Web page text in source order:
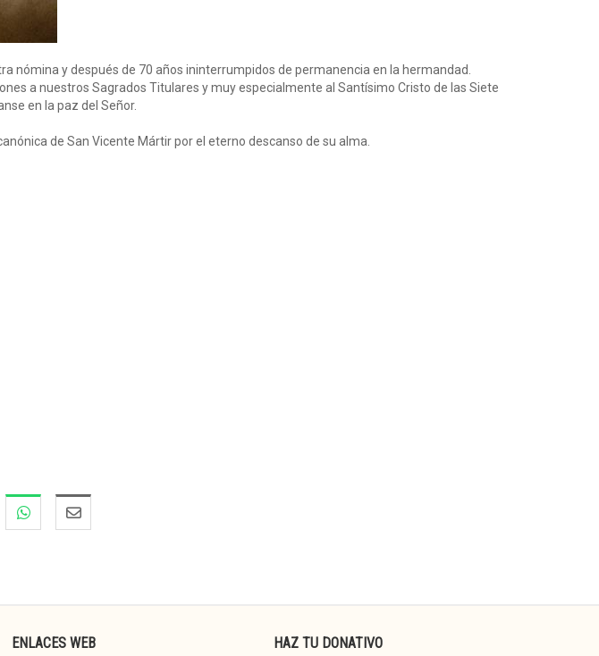
nómina y después de 70 años ininterrumpidos de permanencia en la hermandad.
a nuestros Sagrados Titulares y muy especialmente al Santísimo Cristo de las Siete
en la paz del Señor.
de San Vicente Mártir por el eterno descanso de su alma.
ENLACES WEB HAZ TU DONATIVO